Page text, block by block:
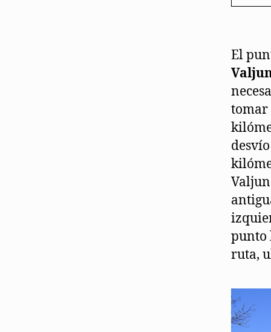
El
tomar
punto
ruta,